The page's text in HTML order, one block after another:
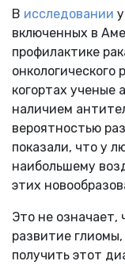
В исследовании
включенных в
профилактике
онкологического
когортах ученые
наличием
вероятностью
показали, что у
наибольшему
этих
Это не означает,
развитие
получить этот